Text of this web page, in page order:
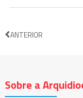
ANTERIOR
Sobre a